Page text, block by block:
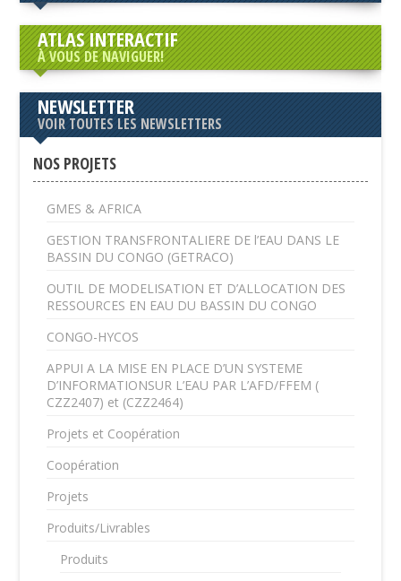
ATLAS INTERACTIF
À VOUS DE NAVIGUER!
NEWSLETTER
VOIR TOUTES LES NEWSLETTERS
NOS PROJETS
GMES & AFRICA
GESTION TRANSFRONTALIERE DE l’EAU DANS LE
BASSIN DU CONGO (GETRACO)
OUTIL DE MODELISATION ET D’ALLOCATION DES
RESSOURCES EN EAU DU BASSIN DU CONGO
CONGO-HYCOS
APPUI A LA MISE EN PLACE D’UN SYSTEME
D’INFORMATIONSUR L’EAU PAR L’AFD/FFEM (
CZZ2407) et (CZZ2464)
Projets et Coopération
Coopération
Projets
Produits/Livrables
Produits